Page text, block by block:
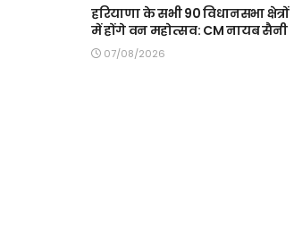
हरियाणा के सभी 90 विधानसभा क्षेत्रों
में होंगे वन महोत्सव: CM नायब सैनी
07/08/2026